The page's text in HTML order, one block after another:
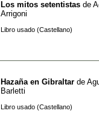
Los mitos setentistas de
Arrigoni
Libro usado (Castellano)
Hazaña en Gibraltar de
Barletti
Libro usado (Castellano)